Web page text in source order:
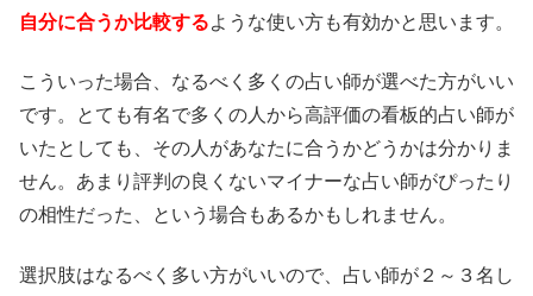
自分に合うか比較するような使い方も有効かと思います。
こういった場合、なるべく多くの占い師が選べた方がいい
です。とても有名で多くの人から高評価の看板的占い師が
いたとしても、その人があなたに合うかどうかは分かりま
せん。あまり評判の良くないマイナーな占い師がぴったり
の相性だった、という場合もあるかもしれません。
選択肢はなるべく多い方がいいので、占い師が２～３名し